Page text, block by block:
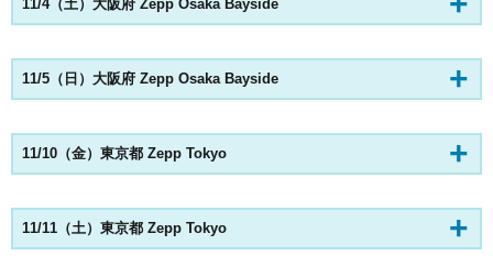
11/4（土）大阪府 Zepp Osaka Bayside
11/5（日）大阪府 Zepp Osaka Bayside
11/10（金）東京都 Zepp Tokyo
11/11（土）東京都 Zepp Tokyo